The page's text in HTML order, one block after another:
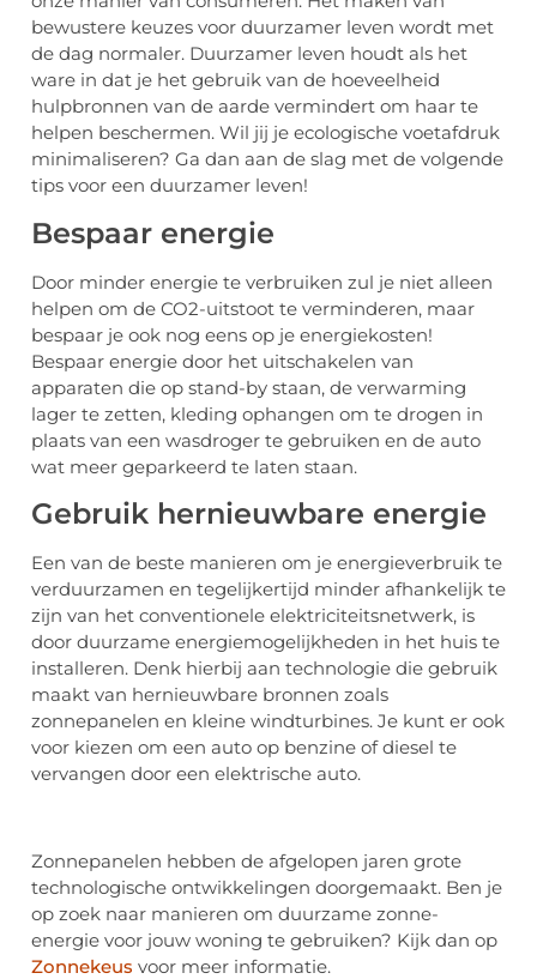
bewustere keuzes voor duurzamer leven wordt met
de dag normaler. Duurzamer leven houdt als het
ware in dat je het gebruik van de hoeveelheid
hulpbronnen van de aarde vermindert om haar te
helpen beschermen. Wil jij je ecologische voetafdruk
minimaliseren? Ga dan aan de slag met de volgende
tips voor een duurzamer leven!
Bespaar energie
Door minder energie te verbruiken zul je niet alleen
helpen om de CO2-uitstoot te verminderen, maar
bespaar je ook nog eens op je energiekosten!
Bespaar energie door het uitschakelen van
apparaten die op stand-by staan, de verwarming
lager te zetten, kleding ophangen om te drogen in
plaats van een wasdroger te gebruiken en de auto
wat meer geparkeerd te laten staan.
Gebruik hernieuwbare energie
Een van de beste manieren om je energieverbruik te
verduurzamen en tegelijkertijd minder afhankelijk te
zijn van het conventionele elektriciteitsnetwerk, is
door duurzame energiemogelijkheden in het huis te
installeren. Denk hierbij aan technologie die gebruik
maakt van hernieuwbare bronnen zoals
zonnepanelen en kleine windturbines. Je kunt er ook
voor kiezen om een auto op benzine of diesel te
vervangen door een elektrische auto.
Zonnepanelen hebben de afgelopen jaren grote
technologische ontwikkelingen doorgemaakt. Ben je
op zoek naar manieren om duurzame zonne-
energie voor jouw woning te gebruiken? Kijk dan op
Zonnekeus voor meer informatie.